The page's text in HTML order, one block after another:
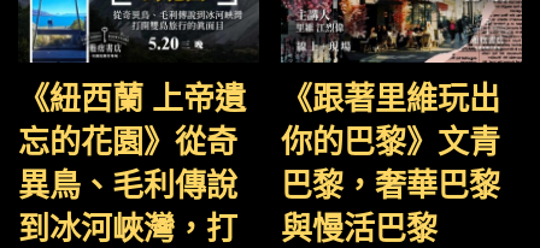
《紐西蘭 上帝遺
忘的花園》從奇
異鳥、毛利傳說
到冰河峽灣，打
《跟著里維玩出
你的巴黎》文青
巴黎，奢華巴黎
與慢活巴黎